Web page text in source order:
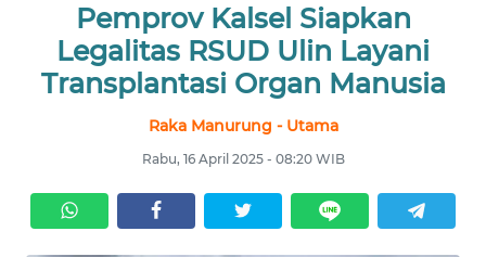
Pemprov Kalsel Siapkan
Legalitas RSUD Ulin Layani
Transplantasi Organ Manusia
Raka Manurung - Utama
Rabu, 16 April 2025 - 08:20 WIB
UTAMA
NUSANTARA
SERBA-
SERBI